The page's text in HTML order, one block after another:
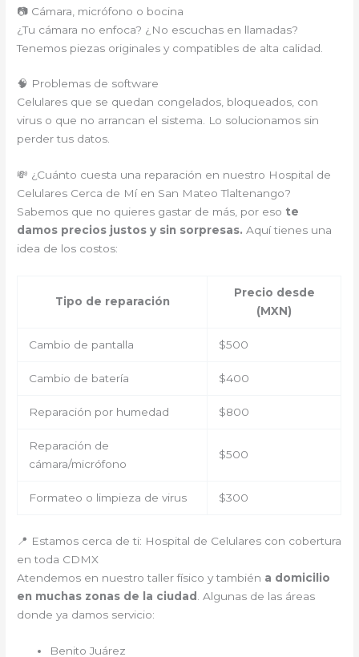
📷 Cámara, micrófono o bocina
¿Tu cámara no enfoca? ¿No escuchas en llamadas?
Tenemos piezas originales y compatibles de alta calidad.
🧠 Problemas de software
Celulares que se quedan congelados, bloqueados, con
virus o que no arrancan el sistema. Lo solucionamos sin
perder tus datos.
💸 ¿Cuánto cuesta una reparación en nuestro Hospital de
Celulares Cerca de Mí en San Mateo Tlaltenango?
Sabemos que no quieres gastar de más, por eso te
damos precios justos y sin sorpresas. Aquí tienes una
idea de los costos:
Tipo de reparación
Precio desde
(MXN)
Cambio de pantalla $500
Cambio de batería $400
Reparación por humedad $800
Reparación de
cámara/micrófono
$500
Formateo o limpieza de virus $300
📍 Estamos cerca de ti: Hospital de Celulares con cobertura
en toda CDMX
Atendemos en nuestro taller físico y también a domicilio
en muchas zonas de la ciudad
. Algunas de las áreas
donde ya damos servicio:
Benito Juárez